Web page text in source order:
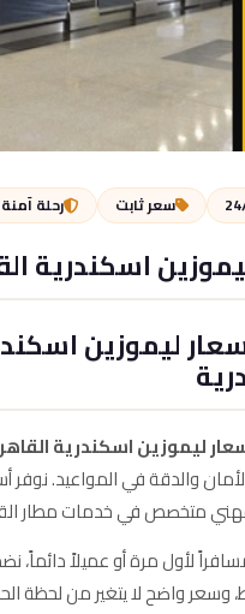
سعر ثابت رحلة آمنة
اسكندرية
ليموزين
ليموزين اسكندرية
والدقة في المواعيد.
متخصص في خدمات مطار
لأول مرة أو عميلاً
وسعر واضح لا يتغير من لحظة